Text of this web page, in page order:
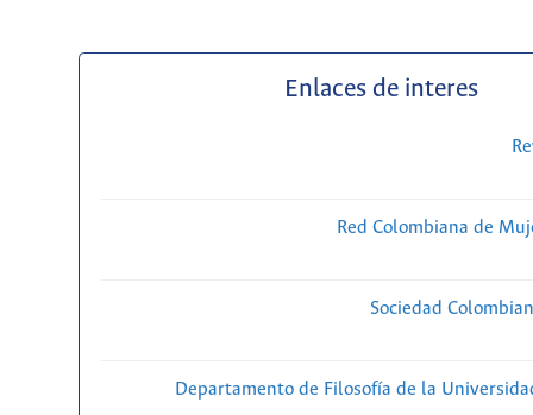
Enlaces de interes
Red Colombiana de
Sociedad
Departamento de Filosofía de la